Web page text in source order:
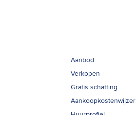
Aanbod
Verkopen
Gratis schatting
Aankoopkostenwijzer